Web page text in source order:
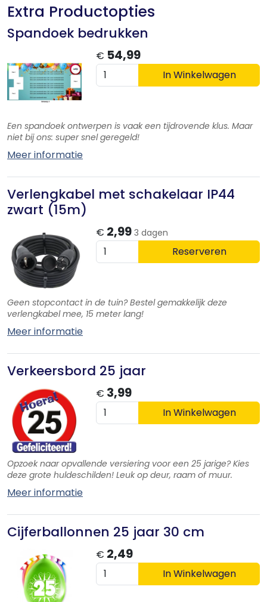
Extra Productopties
Spandoek bedrukken
€ 54,99
In Winkelwagen
Een spandoek ontwerpen is vaak een tijdrovende klus. Maar
niet bij ons: super snel geregeld!
Meer informatie
Verlengkabel met schakelaar IP44
zwart (15m)
€ 2,99 3 dagen
Reserveren
Geen stopcontact in de tuin? Bestel gemakkelijk deze
verlengkabel mee, 15 meter lang!
Meer informatie
Verkeersbord 25 jaar
€ 3,99
In Winkelwagen
Opzoek naar opvallende versiering voor een 25 jarige? Kies
deze grote huldeschilden! Leuk op deur, raam of muur.
Meer informatie
Cijferballonnen 25 jaar 30 cm
€ 2,49
In Winkelwagen